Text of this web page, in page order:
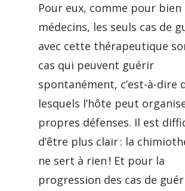
Pour eux, comme pour bien
médecins, les seuls cas de
avec cette thérapeutique
cas qui peuvent guérir
spontanément, c’est-à-dire
lesquels l’hôte peut
propres défenses. Il est
d’être plus clair : la
ne sert à rien ! Et pour la
progression des cas de